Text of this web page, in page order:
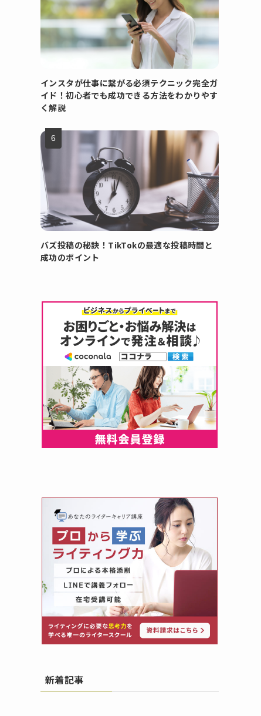
インスタが仕事に繋がる必須テクニック完全ガ
イド！初心者でも成功できる方法をわかりやす
く解説
バズ投稿の秘訣！TikTokの最適な投稿時間と
成功のポイント
新着記事